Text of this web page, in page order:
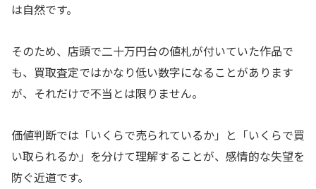
は自然です。
そのため、店頭で二十万円台の値札が付いていた作品で
も、買取査定ではかなり低い数字になることがあります
が、それだけで不当とは限りません。
価値判断では「いくらで売られているか」と「いくらで買
い取られるか」を分けて理解することが、感情的な失望を
防ぐ近道です。